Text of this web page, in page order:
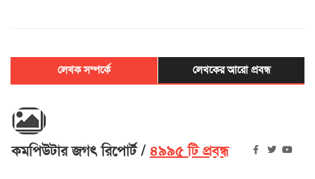
লেখক সম্পর্কে লেখকের আরো প্রবন্ধ
কমপিউটার জগৎ রিপোর্ট ৪৯৯৫ টি প্রবন্ধ